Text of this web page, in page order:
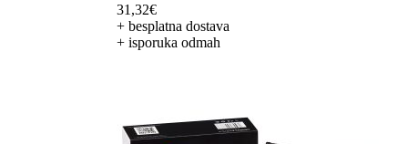
31,32€
+ besplatna dostava
+ isporuka odmah